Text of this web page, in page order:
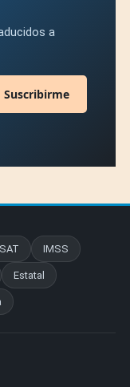
a
Suscribirme
SAT IMSS
Estatal